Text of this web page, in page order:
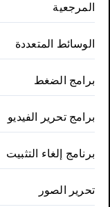
المرجعية
الوسائط المتعددة
برامج الضغط
برامج تحرير الفيديو
برنامج إلغاء التثبيت
تحرير الصور